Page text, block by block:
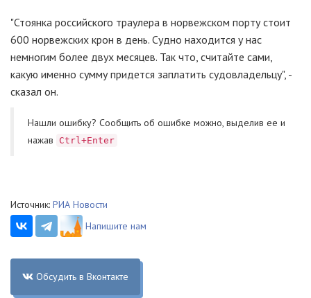
"Стоянка российского траулера в норвежском порту стоит
600 норвежских крон в день. Судно находится у нас
немногим более двух месяцев. Так что, считайте сами,
какую именно сумму придется заплатить судовладельцу", -
сказал он.
Нашли ошибку? Cообщить об ошибке можно, выделив ее и
нажав
Ctrl+Enter
Источник: РИА Новости
Напишите нам
Обсудить в Вконтакте